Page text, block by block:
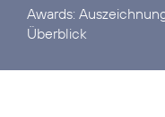
Awards:
Überblick